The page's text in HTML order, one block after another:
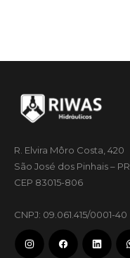
R. Elvira Môro Costa, 420
São José dos Pinhais – PR
CEP 83015-806
CNPJ: 09.061.415/0001-40